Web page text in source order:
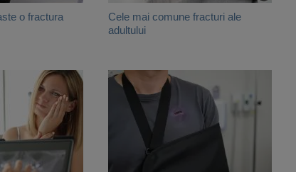
o fractura
Cele mai comune fracturi ale
adultului